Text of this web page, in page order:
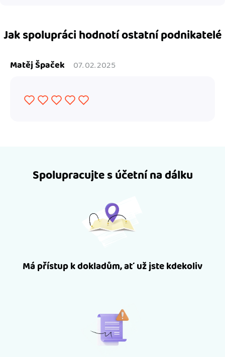
Jak spolupráci hodnotí ostatní podnikatelé
Matěj Špaček 07. 02. 2025
Spolupracujte s účetní na dálku
Má přístup k dokladům, ať už jste kdekoliv